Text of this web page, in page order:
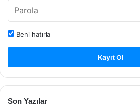
Beni hatırla
Kayıt Ol
Son Yazılar